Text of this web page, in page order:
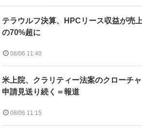
テラウルフ決算、HPCリース収益が売
の70%超に
08/06 11:40
米上院、クラリティー法案のクローチ
申請見送り続く＝報道
08/06 11:15